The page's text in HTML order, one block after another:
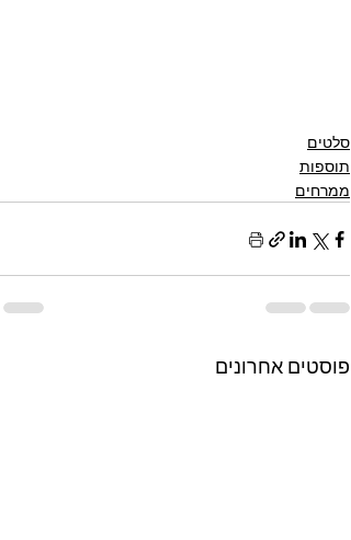
סלטים
תוספות
ממרחים
פוסטים אחרונים